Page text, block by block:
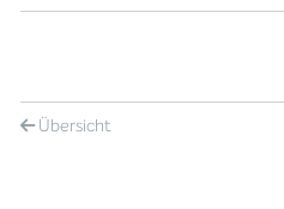
Übersicht